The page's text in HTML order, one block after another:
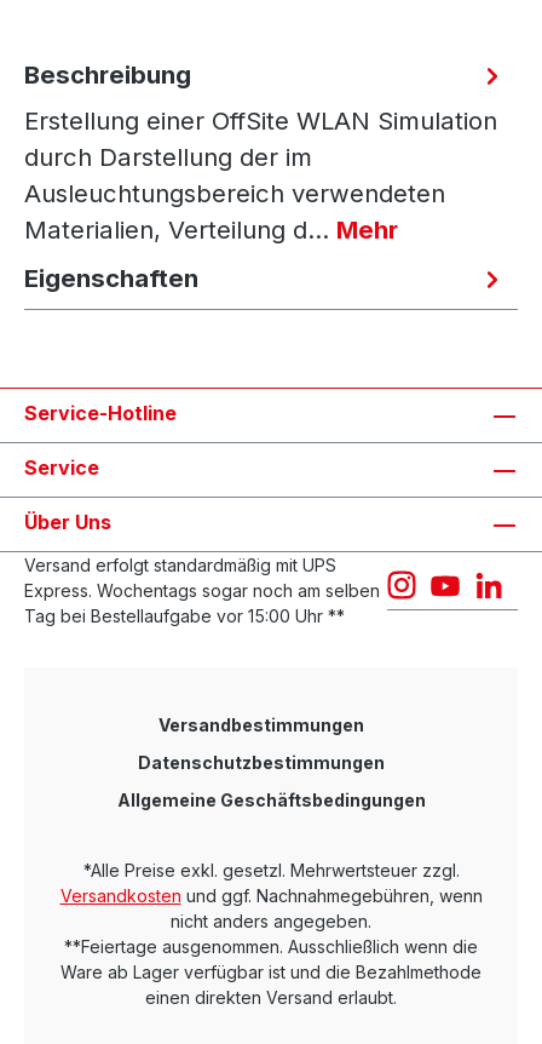
Beschreibung
Erstellung einer OffSite WLAN Simulation
durch Darstellung der im
Ausleuchtungsbereich verwendeten
Materialien, Verteilung d… Mehr
Eigenschaften
Service-Hotline
Service
Über Uns
Versand erfolgt standardmäßig mit UPS
Express. Wochentags sogar noch am selben
Tag bei Bestellaufgabe vor 15:00 Uhr **
Versandbestimmungen
Datenschutzbestimmungen
Allgemeine Geschäftsbedingungen
*Alle Preise exkl. gesetzl. Mehrwertsteuer zzgl.
Versandkosten und ggf. Nachnahmegebühren, wenn
nicht anders angegeben.
**Feiertage ausgenommen. Ausschließlich wenn die
Ware ab Lager verfügbar ist und die Bezahlmethode
einen direkten Versand erlaubt.